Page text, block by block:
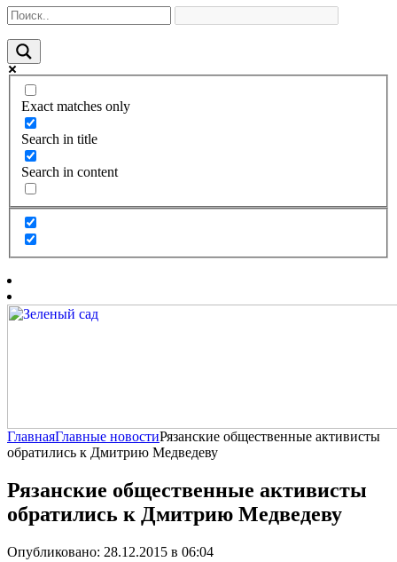
Exact matches only
Search in title
Search in content
ГлавнаяГлавные новостиРязанские общественные активисты
обратились к Дмитрию Медведеву
Рязанские общественные активисты
обратились к Дмитрию Медведеву
Опубликовано: 28.12.2015 в 06:04